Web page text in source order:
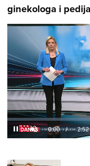
ginekologa i
Unmute /
Loaded:
8.12%